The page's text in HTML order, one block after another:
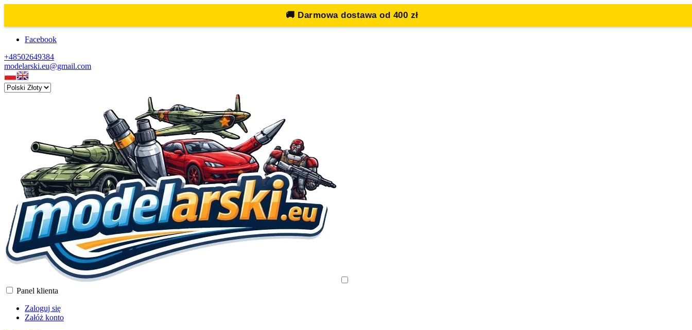
🚚 Darmowa dostawa od 400 zł
Facebook
+48502649384
modelarski.eu@gmail.com
Panel klienta
Zaloguj się
Załóż konto